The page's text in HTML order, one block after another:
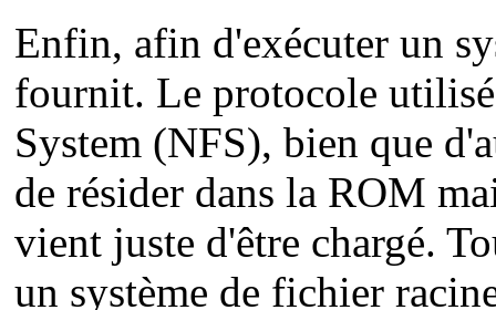
Enfin, afin d'exécuter un
fournit. Le protocole
System (NFS), bien que
de résider dans la ROM
vient juste d'être chargé.
un système de fichier